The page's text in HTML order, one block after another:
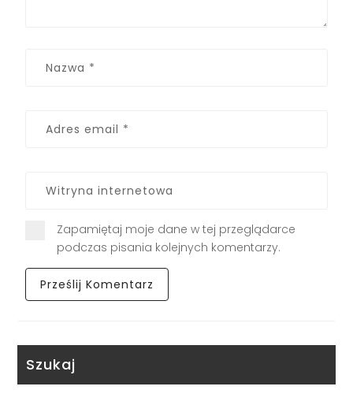
Zapamiętaj moje dane w tej przeglądarce
podczas pisania kolejnych komentarzy.
Szukaj